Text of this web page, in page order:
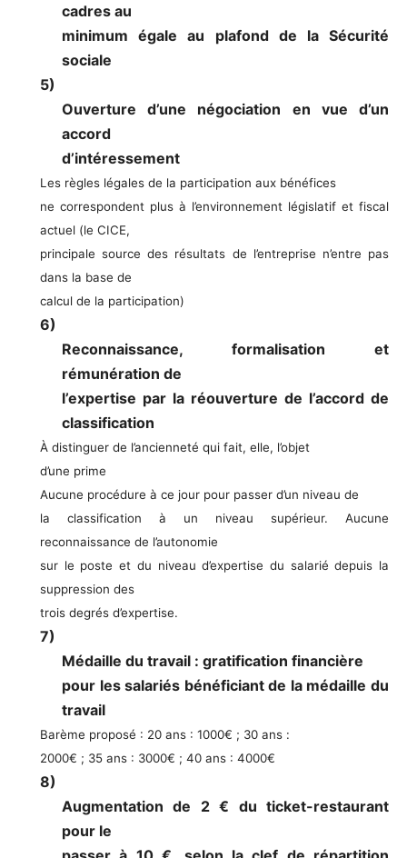
cadres au
minimum égale au plafond de la Sécurité
sociale
5)
Ouverture d’une négociation en vue d’un
accord
d’intéressement
Les règles légales de la participation aux bénéfices
ne correspondent plus à l’environnement législatif et fiscal
actuel (le CICE,
principale source des résultats de l’entreprise n’entre pas
dans la base de
calcul de la participation)
6)
Reconnaissance, formalisation et
rémunération de
l’expertise par la réouverture de l’accord de
classification
À distinguer de l’ancienneté qui fait, elle, l’objet
d’une prime
Aucune procédure à ce jour pour passer d’un niveau de
la classification à un niveau supérieur. Aucune
reconnaissance de l’autonomie
sur le poste et du niveau d’expertise du salarié depuis la
suppression des
trois degrés d’expertise.
7)
Médaille du travail : gratification financière
pour les salariés bénéficiant de la médaille du
travail
Barème proposé : 20 ans : 1000€ ; 30 ans :
2000€ ; 35 ans : 3000€ ; 40 ans : 4000€
8)
Augmentation de 2 € du ticket-restaurant
pour le